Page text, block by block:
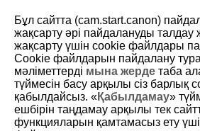
D180-059
Экспозиция құлпы (AE
AE құлпының әсері
Бұл сайтта (cam.start.canon)
жақсарту әрі пайдалануды талдау
жақсарту үшін сookie файлдары
Cookie файлдарын пайдалану
мәліметтерді мына жерде таба
түймесін басу арқылы сіз барлық
қабылдайсыз. «Қабылдамау»
ешбірін таңдамау арқылы тек
функцияларын қамтамасыз ету